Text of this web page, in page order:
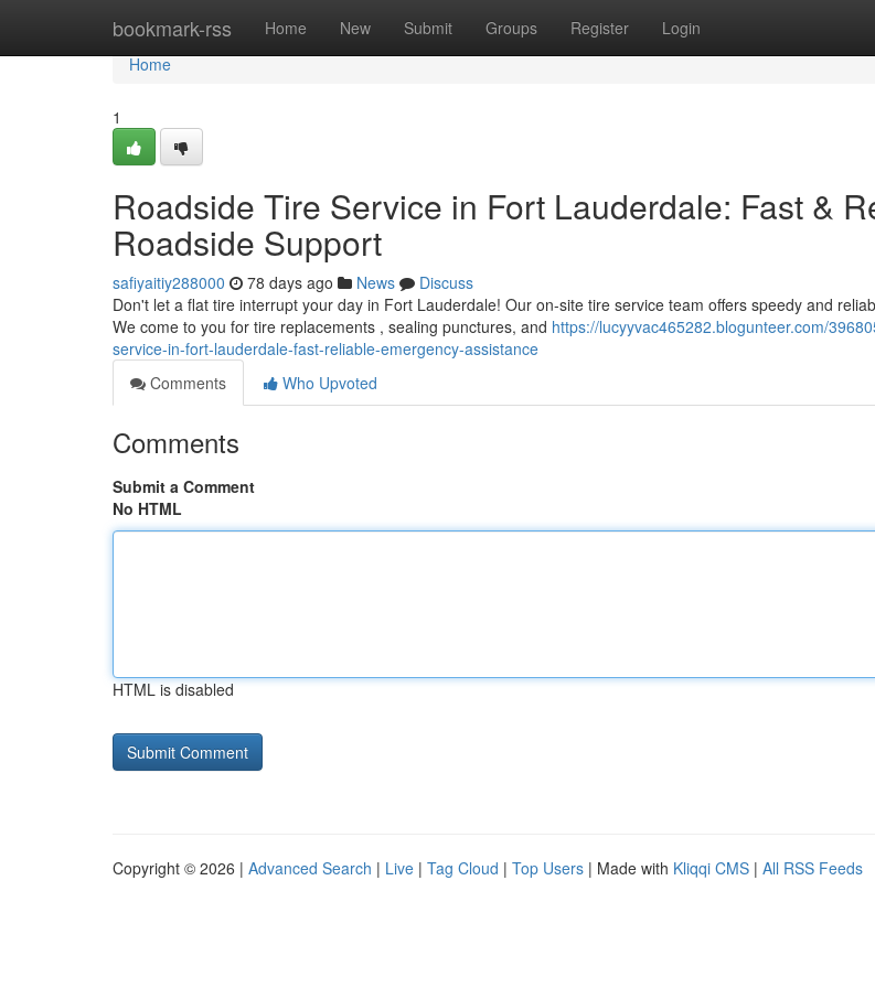
bookmark-rss Home New Submit Groups Register Login
Home
Home
1
Roadside Tire Service in Fort Lauderdale: Fast &
Roadside Support
safiyaitiy288000 78 days ago News
Discuss
Don't let a flat tire interrupt your day in Fort Lauderdale! Our on-site tire service team offers speedy and
We come to you for tire replacements , sealing punctures, and https://lucyyvac465282.blogunteer.com/
service-in-fort-lauderdale-fast-reliable-emergency-assistance
Comments
Who Upvoted
Comments
Submit a Comment
No HTML
HTML is disabled
Copyright © 2026 | Advanced Search | Live | Tag Cloud | Top Users | Made with Kliqqi CMS | All RSS Feeds